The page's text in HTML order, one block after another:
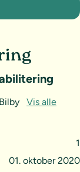
1
01. oktober 2020
Vis alle